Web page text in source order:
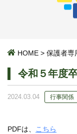
HOME > 保護者専
令和５年度
2024.03.04 行事関係
PDFは、 こちら